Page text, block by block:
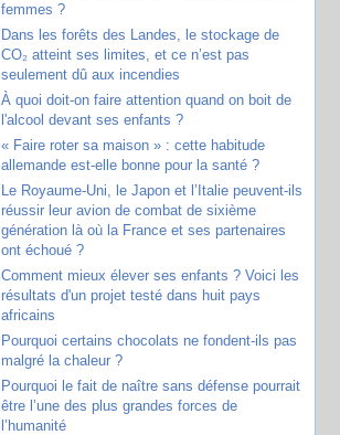
femmes ?
Dans les forêts des Landes, le stockage de
CO₂ atteint ses limites, et ce n’est pas
seulement dû aux incendies
À quoi doit-on faire attention quand on boit de
l'alcool devant ses enfants ?
« Faire roter sa maison » : cette habitude
allemande est-elle bonne pour la santé ?
Le Royaume-Uni, le Japon et l’Italie peuvent-ils
réussir leur avion de combat de sixième
génération là où la France et ses partenaires
ont échoué ?
Comment mieux élever ses enfants ? Voici les
résultats d'un projet testé dans huit pays
africains
Pourquoi certains chocolats ne fondent-ils pas
malgré la chaleur ?
Pourquoi le fait de naître sans défense pourrait
être l’une des plus grandes forces de
l’humanité